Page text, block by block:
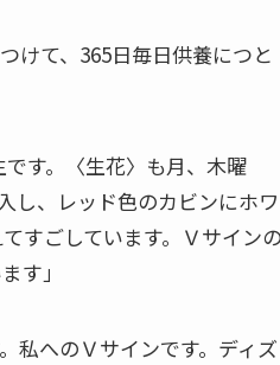
けて、365日毎日供養につと
す。〈生花〉も月、木曜
し、レッド色のカビンにホワ
すごしています。Ｖサイン
す」
私へのＶサインです。ディズ